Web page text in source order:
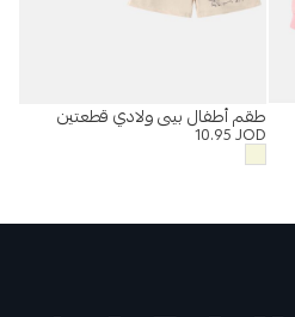
طقم أطفال بيبي ولادي قطعتين
10.95JOD